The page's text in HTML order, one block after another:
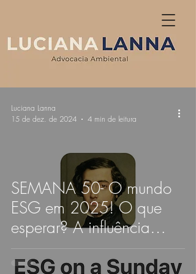
SEMANA 50- O mundo
ESG em 2025! O que
esperar? A influência
desafia narrativas de
Luciana Lanna
15 de dez. de 2024
4 min de leitura